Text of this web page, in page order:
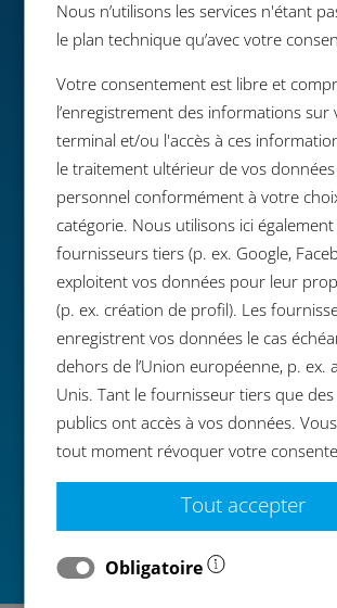
processus se déroulent dans une
Brochure
Envoyer une demande
Nous n’utilisons les services n'étant
le plan technique qu’avec votre
Votre consentement est libre et
l’enregistrement des informations sur
terminal et/ou l'accès à ces
le traitement ultérieur de vos
personnel conformément à votre
catégorie. Nous utilisons ici
fournisseurs tiers (p. ex. Google,
exploitent vos données pour leur
(p. ex. création de profil). Les
enregistrent vos données le cas
dehors de l’Union européenne, p. ex.
Unis. Tant le fournisseur tiers que
publics ont accès à vos données.
tout moment révoquer votre
Tout accepter
Obligatoire